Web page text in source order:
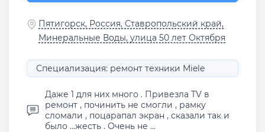
Пятигорск, Россия, Ставропольский край,
Минеральные Воды, улица 50 лет Октября
Специализация: ремонт техники Miele
Даже 1 для них много . Привезла TV в
ремонт , починить не смогли , рамку
сломали , поцарапал экран , сказали так и
было ...жесть . Очень не ...